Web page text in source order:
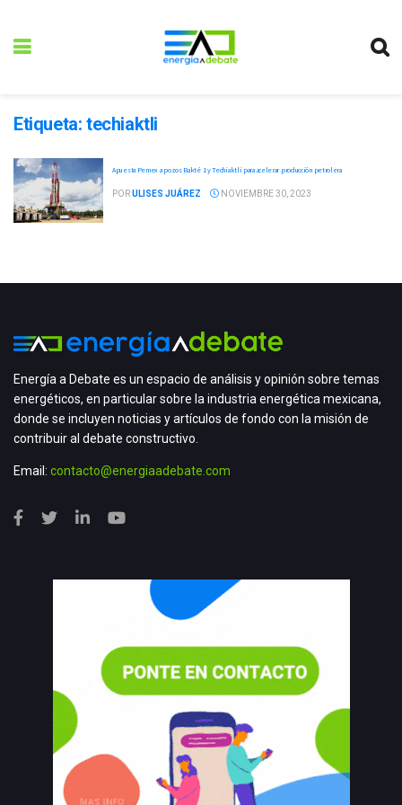
Etiqueta: techiaktli
Apuesta Pemex a pozos Bakté 1 y Techiaktli para acelerar producción petrolera
PORULISES JUÁREZ NOVIEMBRE 30, 2023
Energía a Debate es un espacio de análisis y opinión sobre temas
energéticos, en particular sobre la industria energética mexicana,
donde se incluyen noticias y artículos de fondo con la misión de
contribuir al debate constructivo.
Email: contacto@energiaadebate.com